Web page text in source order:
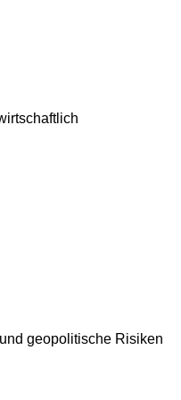
geopolitische Risiken